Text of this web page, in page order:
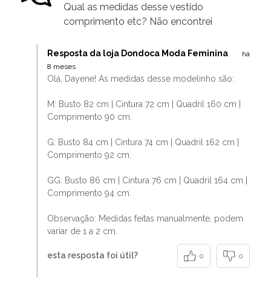
Qual as medidas desse vestido
comprimento etc? Não encontrei
Resposta da loja Dondoca Moda Feminina
há
8 meses
Olá, Dayene! As medidas desse modelinho são:
M: Busto 82 cm | Cintura 72 cm | Quadril 160 cm |
Comprimento 90 cm.
G: Busto 84 cm | Cintura 74 cm | Quadril 162 cm |
Comprimento 92 cm.
GG: Busto 86 cm | Cintura 76 cm | Quadril 164 cm |
Comprimento 94 cm.
Observação: Medidas feitas manualmente, podem
variar de 1 a 2 cm.
esta resposta foi útil? 0 0